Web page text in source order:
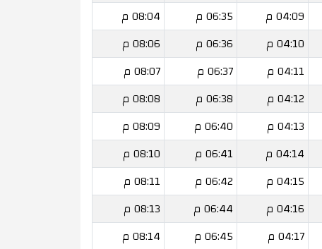
04:09 م 06:35 م
08:04 م
04:10 م 06:36 م
08:06 م
04:11 م 06:37 م
08:07 م
04:12 م 06:38 م
08:08 م
04:13 م 06:40 م
08:09 م
04:14 م 06:41 م
08:10 م
04:15 م 06:42 م
08:11 م
04:16 م 06:44 م
08:13 م
04:17 م 06:45 م
08:14 م